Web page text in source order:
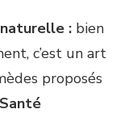
: bien
c’est un art
proposés
Santé